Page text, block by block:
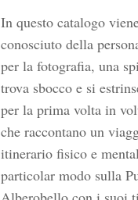
In questo catalogo
conosciuto della
per la fotografia, una
trova sbocco e si
per la prima volta in
che raccontano un
itinerario fisico e
particolar modo sulla